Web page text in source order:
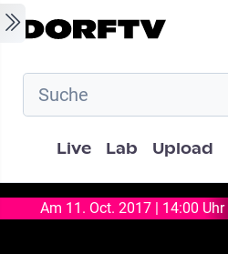
Skip to main content
Hauptnavigation
Live Lab Upload
Am 11. Oct. 2017 | 14:00 Uhr